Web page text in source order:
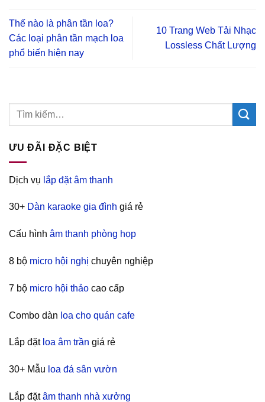
Thế nào là phân tần loa?
Các loại phân tần mạch loa
phổ biến hiện nay
10 Trang Web Tải Nhạc
Lossless Chất Lượng
ƯU ĐÃI ĐẶC BIỆT
Dịch vụ lắp đặt âm thanh
30+ Dàn karaoke gia đình giá rẻ
Cấu hình âm thanh phòng họp
8 bộ micro hội nghị chuyên nghiệp
7 bộ micro hội thảo cao cấp
Combo dàn loa cho quán cafe
Lắp đặt loa âm trần giá rẻ
30+ Mẫu loa đá sân vườn
Lắp đặtâm thanh nhà xưởng